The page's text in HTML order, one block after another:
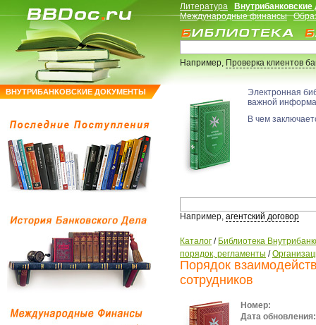
ВНУТРИБАНКОВСКИЕ ДОКУМЕНТЫ
Литература
Международные финансы
Например,Проверка клиентов
Электронная
важной
В чем
Например, агентский договор
Каталог / Библиотека
порядок, регламенты /
Порядок
сотрудников
Номер:
Дата обновления: